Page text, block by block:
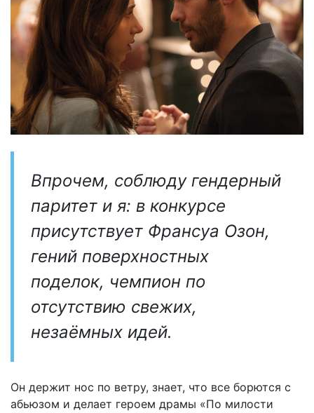
Впрочем, соблюду гендерный
паритет и я: в конкурсе
присутствует Франсуа Озон,
гений поверхностных
поделок, чемпион по
отсутствию свежих,
незаёмных идей.
Он держит нос по ветру, знает, что все борются с
абьюзом и делает героем драмы «По милости